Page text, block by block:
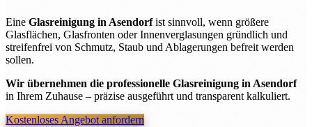
Eine Glasreinigung in Asendorfist sinnvoll, wenn größere
Glasflächen, Glasfronten oder Innenverglasungen gründlich und
streifenfrei von Schmutz, Staub und Ablagerungen befreit werden
sollen.
Wir übernehmen die professionelle Glasreinigung in Asendorf
in Ihrem Zuhause – präzise ausgeführt und transparent kalkuliert.
Kostenloses Angebot anfordern